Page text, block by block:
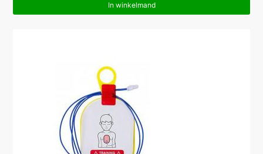
In winkelmand